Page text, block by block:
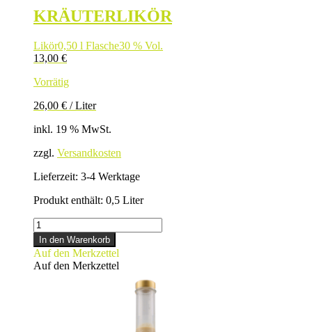
KRÄUTERLIKÖR
Likör0,50 l Flasche30 % Vol.
13,00 €
Vorrätig
26,00 € /Liter
inkl. 19 % MwSt.
zzgl. Versandkosten
Lieferzeit: 3-4 Werktage
Produkt enthält: 0,5 Liter
KRÄUTERLIKÖR
Menge
In den Warenkorb
Auf den Merkzettel
Auf den Merkzettel